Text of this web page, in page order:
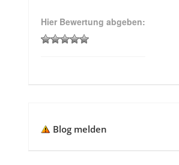
Hier Bewertung abgeben:
Blog melden